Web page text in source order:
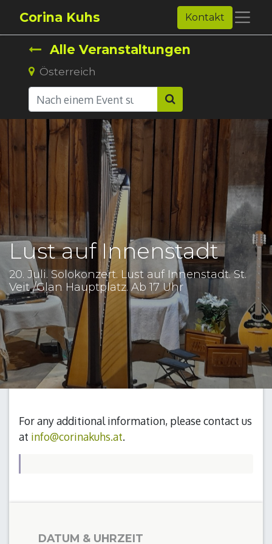
Corina Kuhs Kontakt
Alle Veranstaltungen
Österreich
Lust auf Innenstadt
20. Juli. Solokonzert. Lust auf Innenstadt. St.
Veit /Glan Hauptplatz. Ab 17 Uhr
For any additional information, please contact us
at info@corinakuhs.at.
DATUM & UHRZEIT